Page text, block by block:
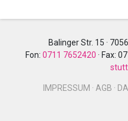
Balinger Str. 15 ·
Fon: 0711 7652420 · Fax:
IMPRESSUM · AGB ·